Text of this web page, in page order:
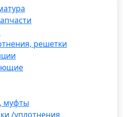
решетки
муфты
/уплотнения